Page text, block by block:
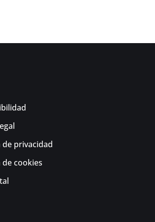
de privacidad
de cookies